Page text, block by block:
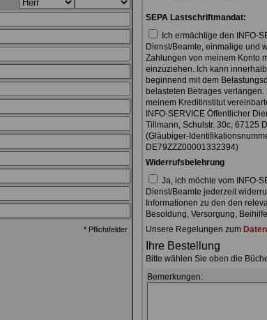
* Pflichtfelder
SEPA Lastschriftmandat:
Ich ermächtige den INFO-
Dienst/Beamte, einmalige und
Zahlungen von meinem Konto
einzuziehen. Ich kann
beginnend mit dem
belasteten Betrages
meinem Kreditinstitut
INFO-SERVICE Öffentlicher
Tillmann, Schulstr. 30c, 67125
(Gläubiger-
DE79ZZZ00001332394)
Widerrufsbelehrung
Ja, ich möchte vom INFO-
Dienst/Beamte jederzeit
Informationen zu den den
Besoldung, Versorgung,
Unsere Regelungen zum
Ihre Bestellung
Bitte wählen Sie oben die
Bemerkungen: